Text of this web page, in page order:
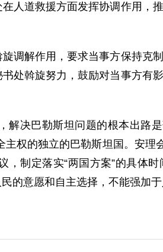
人道救援方面发挥协调作用，
调解作用，要求当事方保持克
处斡旋努力，鼓励对当事方有
决巴勒斯坦问题的根本出路
权的独立的巴勒斯坦国。安理
制定落实“两国方案”的具体
的意愿和自主选择，不能强加于